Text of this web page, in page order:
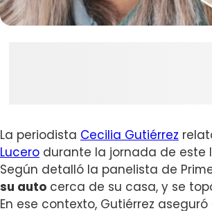
La periodista Cecilia Gutiérrez
Lucero durante la jornada de este
Según detalló la panelista de
su auto cerca de su casa, y se
En ese contexto, Gutiérrez